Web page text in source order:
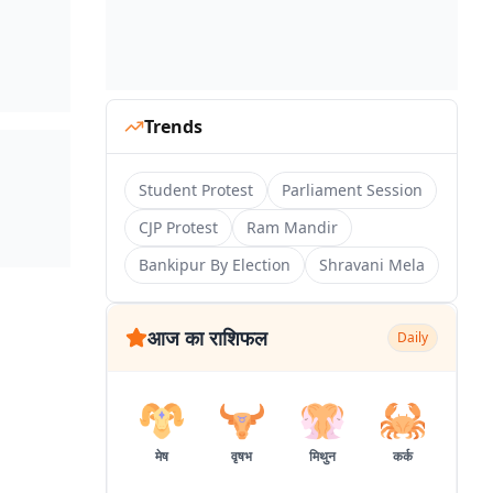
Trends
Student Protest
Parliament Session
CJP Protest
Ram Mandir
Bankipur By Election
Shravani Mela
आज का राशिफल Daily
मेष वृषभ मिथुन कर्क